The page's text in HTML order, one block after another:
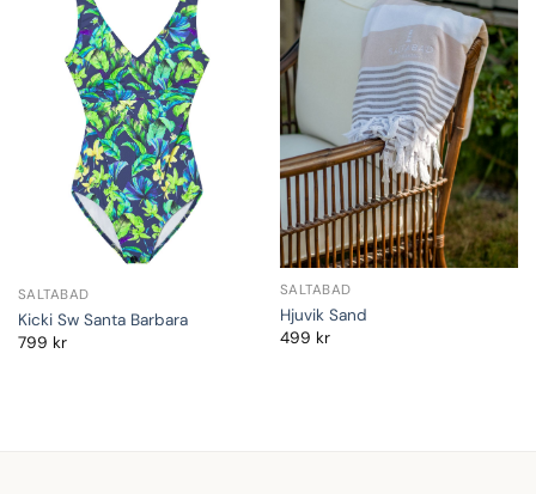
SALTABAD
Kicki Sw Santa Barbara
799 kr
SALTABAD
Hjuvik Sand
499 kr